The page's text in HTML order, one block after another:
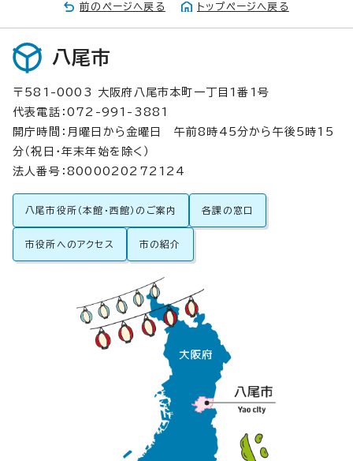
前のページへ戻る トップページへ戻る
八尾市
〒581-0003 大阪府八尾市本町一丁目1番1号
代表電話：072-991-3881
開庁時間：月曜日から金曜日 午前8時45分から午後5時15
分（祝日・年末年始を除く）
法人番号：8000020272124
八尾市役所（本館・西館）のご案内 各課の窓口
市役所へのアクセス 市の紹介